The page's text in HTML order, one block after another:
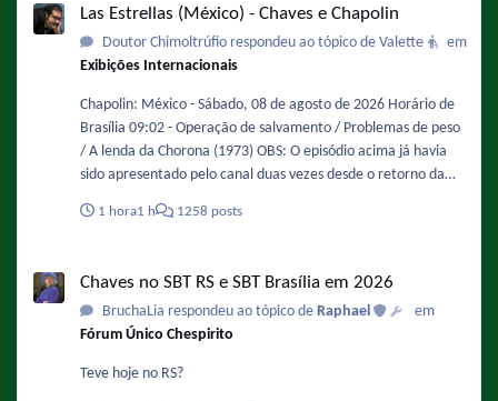
Las Estrellas (México) - Chaves e Chapolin
Doutor Chimoltrúfio respondeu ao tópico de Valette
em
Exibições Internacionais
Chapolin: México - Sábado, 08 de agosto de 2026 Horário de
Brasília 09:02 - Operação de salvamento / Problemas de peso
/ A lenda da Chorona (1973) OBS: O episódio acima já havia
sido apresentado pelo canal duas vezes desde o retorno da
09:30 - Um aluno e tanto / Presente de grego (1973) OBS: O
recente em 17/08/2025. 09:55 - Trapaças no restaurante / O
índio Pele Vermelha (1973) OBS 1: O episódio acima já havia
sido apresentado pelo canal duas vezes desde o retorno da
OBS 2: O mini-esquete "A lata de suco" não foi transmitido,
1 hora1 h 1258 posts
Chaves no SBT RS e SBT Brasília em 2026
BruchaLia respondeu ao tópico de Raphael
em
Fórum Único Chespirito
Teve hoje no RS?